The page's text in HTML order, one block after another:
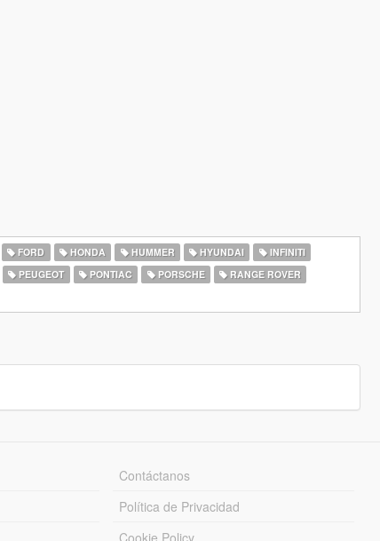
FORD HONDA HUMMER HYUNDAI
INFINITI
PEUGEOT PONTIAC PORSCHE
RANGE ROVER
Contáctanos
Política de Privacidad
Cookie Policy